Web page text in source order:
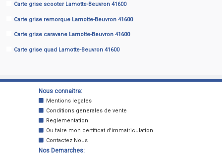
Carte grise scooter Lamotte-Beuvron 41600
Carte grise remorque Lamotte-Beuvron 41600
Carte grise caravane Lamotte-Beuvron 41600
Carte grise quad Lamotte-Beuvron 41600
Nous connaitre:
Mentions legales
Conditions generales de vente
Reglementation
Ou faire mon certificat d'immatriculation
Contactez Nous
Nos Demarches: